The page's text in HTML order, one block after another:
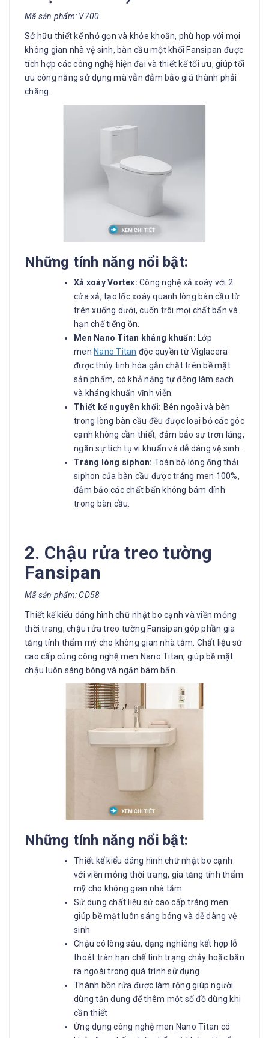
Mã sản phẩm: V700
Sở hữu thiết kế nhỏ gọn và khỏe khoắn, phù hợp với mọi
không gian nhà vệ sinh, bàn cầu một khối Fansipan được
tích hợp các công nghệ hiện đại và thiết kế tối ưu, giúp tối
ưu công năng sử dụng mà vẫn đảm bảo giá thành phải
chăng.
Những tính năng nổi bật:
Xả xoáy Vortex: Công nghệ xả xoáy với 2
cửa xả, tạo lốc xoáy quanh lòng bàn cầu từ
trên xuống dưới, cuốn trôi mọi chất bẩn và
hạn chế tiếng ồn.
Men Nano Titan kháng khuẩn:
Lớp
men Nano Titan độc quyền từ Viglacera
được thủy tinh hóa gắn chặt trên bề mặt
sản phẩm, có khả năng tự động làm sạch
và kháng khuẩn vĩnh viễn.
Thiết kế nguyên khối: Bên ngoài và bên
trong lòng bàn cầu đều được loại bỏ các góc
cạnh không cần thiết, đảm bảo sự trơn láng,
ngăn sự tích tụ vi khuẩn và dễ dàng vệ sinh.
Tráng lòng siphon: Toàn bộ lòng ống thải
siphon của bàn cầu được tráng men 100%,
đảm bảo các chất bẩn không bám dính
trong bàn cầu.
2. Chậu rửa treo tường
Fansipan
Mã sản phẩm: CD58
Thiết kế kiểu dáng hình chữ nhật bo cạnh và viền mỏng
thời trang, chậu rửa treo tường Fansipan góp phần gia
tăng tính thẩm mỹ cho không gian nhà tắm. Chất liệu sứ
cao cấp cùng công nghệ men Nano Titan, giúp bề mặt
chậu luôn sáng bóng và ngăn bám bẩn.
Những tính năng nổi bật:
Thiết kế kiểu dáng hình chữ nhật bo cạnh
với viền mỏng thời trang, gia tăng tính thẩm
mỹ cho không gian nhà tắm
Sử dụng chất liệu sứ cao cấp tráng men
giúp bề mặt luôn sáng bóng và dễ dàng vệ
sinh
Chậu có lòng sâu, dạng nghiêng kết hợp lỗ
thoát tràn hạn chế tình trạng chảy hoặc bắn
ra ngoài trong quá trình sử dụng
Thành bồn rửa được làm rộng giúp người
dùng tận dụng để thêm một số đồ dùng khi
cần thiết
Ứng dụng công nghệ men Nano Titan có